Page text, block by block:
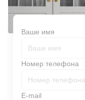
Ваше имя
Номер телефона
E-mail